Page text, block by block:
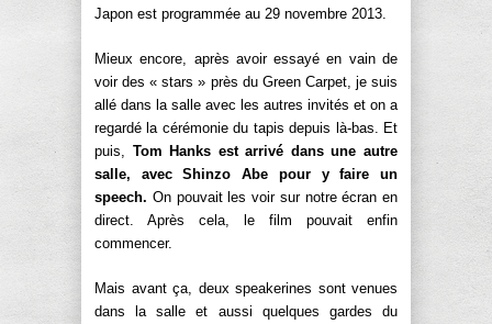
Japon est programmée au 29 novembre 2013.
Mieux encore, après avoir essayé en vain de
voir des « stars » près du Green Carpet, je suis
allé dans la salle avec les autres invités et on a
regardé la cérémonie du tapis depuis là-bas. Et
puis, Tom Hanks est arrivé dans une autre
salle, avec Shinzo Abe pour y faire un
speech. On pouvait les voir sur notre écran en
direct. Après cela, le film pouvait enfin
commencer.
Mais avant ça, deux speakerines sont venues
dans la salle et aussi quelques gardes du